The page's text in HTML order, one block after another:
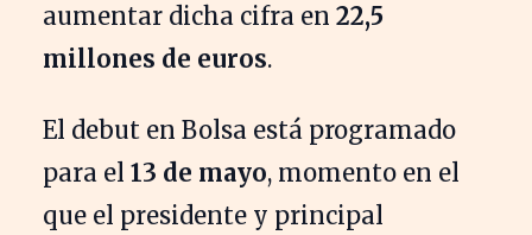
aumentar dicha cifra en 22,5
millones de euros.
El debut en Bolsa está programado
para el 13 de mayo, momento en el
que el presidente y principal